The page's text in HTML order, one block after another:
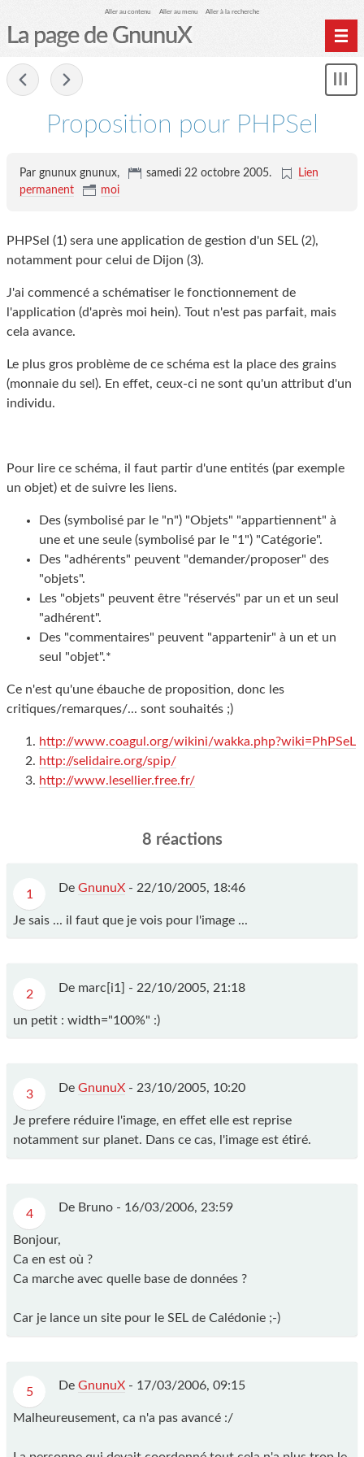
Aller au contenu Aller au menu Aller à la recherche
La page de GnunuX
Proposition pour PHPSel
Par gnunux gnunux, samedi 22 octobre 2005.
Lien
permanent
moi
PHPSel (1) sera une application de gestion d'un SEL (2),
notamment pour celui de Dijon (3).
J'ai commencé a schématiser le fonctionnement de
l'application (d'après moi hein). Tout n'est pas parfait, mais
cela avance.
Le plus gros problème de ce schéma est la place des grains
(monnaie du sel). En effet, ceux-ci ne sont qu'un attribut d'un
individu.
Pour lire ce schéma, il faut partir d'une entités (par exemple
un objet) et de suivre les liens.
Des (symbolisé par le "n") "Objets" "appartiennent" à
une et une seule (symbolisé par le "1") "Catégorie".
Des "adhérents" peuvent "demander/proposer" des
"objets".
Les "objets" peuvent être "réservés" par un et un seul
"adhérent".
Des "commentaires" peuvent "appartenir" à un et un
seul "objet".*
Ce n'est qu'une ébauche de proposition, donc les
critiques/remarques/... sont souhaités ;)
http://www.coagul.org/wikini/wakka.php?wiki=PhPSeL
http://selidaire.org/spip/
http://www.lesellier.free.fr/
8 réactions
1 De GnunuX - 22/10/2005, 18:46
Je sais ... il faut que je vois pour l'image ...
2 De marc[i1] - 22/10/2005, 21:18
un petit : width="100%" :)
3 De GnunuX - 23/10/2005, 10:20
Je prefere réduire l'image, en effet elle est reprise
notamment sur planet. Dans ce cas, l'image est étiré.
4 De Bruno - 16/03/2006, 23:59
Bonjour,
Ca en est où ?
Ca marche avec quelle base de données ?
Car je lance un site pour le SEL de Calédonie ;-)
5 De GnunuX - 17/03/2006, 09:15
Malheureusement, ca n'a pas avancé :/